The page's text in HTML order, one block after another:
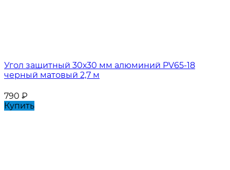
Угол защитный 30х30 мм алюминий PV65-18
черный матовый 2,7 м
790 ₽
Купить